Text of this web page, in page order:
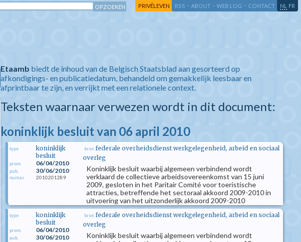
PRIVÉLEVEN RSS - ABOUT - WEB LOG - CONTACT NL FR
Etaamb biedt de inhoud van de Belgisch Staatsblad aan gesorteerd op
afkondigings- en publicatiedatum, behandeld om gemakkelijk leesbaar en
afprintbaar te zijn, en verrijkt met een relationele context.
Teksten waarnaar verwezen wordt in dit document:
koninklijk besluit van 06 april 2010
type
koninklijk
besluit
prom. 06/04/2010
pub. 30/06/2010
numac 2010201289
bron federale overheidsdienst werkgelegenheid, arbeid en sociaal
overleg
Koninklijk besluit waarbij algemeen verbindend wordt
verklaard de collectieve arbeidsovereenkomst van 15 juni
2009, gesloten in het Paritair Comité voor toeristische
attracties, betreffende het sectoraal akkoord 2009-2010 in
uitvoering van het uitzonderlijk akkoord 2009-2010
type
koninklijk
besluit
prom. 06/04/2010
pub. 30/06/2010
bron federale overheidsdienst werkgelegenheid, arbeid en sociaal
overleg
Koninklijk besluit waarbij algemeen verbindend wordt